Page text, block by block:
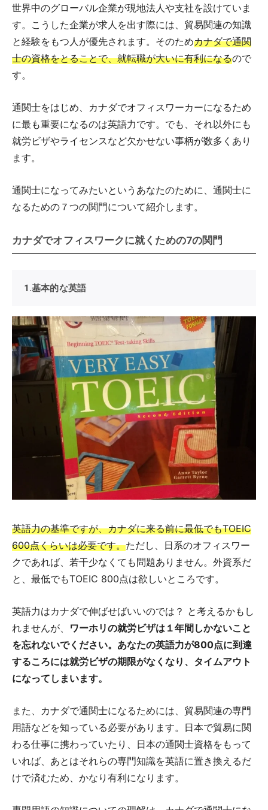
世界中のグローバル企業が現地法人や支社を設けていま
す。こうした企業が求人を出す際には、貿易関連の知識
と経験をもつ人が優先されます。そのためカナダで通関
士の資格をとることで、就転職が大いに有利になるので
す。
通関士をはじめ、カナダでオフィスワーカーになるため
に最も重要になるのは英語力です。でも、それ以外にも
就労ビザやライセンスなど欠かせない事柄が数多くあり
ます。
通関士になってみたいというあなたのために、通関士に
なるための７つの関門について紹介します。
カナダでオフィスワークに就くための7の関門
1.基本的な英語
英語力の基準ですが、カナダに来る前に最低でもTOEIC
600点くらいは必要です。ただし、日系のオフィスワー
クであれば、若干少なくても問題ありません。外資系だ
と、最低でもTOEIC 800点は欲しいところです。
英語力はカナダで伸ばせばいいのでは？ と考えるかもし
れませんが、 ワーホリの就労ビザは１年間しかないこと
を忘れないでください。あなたの英語力が800点に到達
するころには就労ビザの期限がなくなり、タイムアウト
になってしまいます。
また、カナダで通関士になるためには、貿易関連の専門
用語などを知っている必要があります。日本で貿易に関
わる仕事に携わっていたり、日本の通関士資格をもって
いれば、あとはそれらの専門知識を英語に置き換えるだ
けで済むため、かなり有利になります。